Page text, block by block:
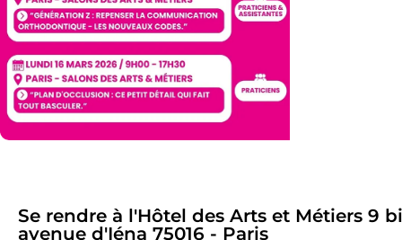
Se rendre à l'Hôtel des Arts et Métiers 9
avenue d'Iéna 75016 - Paris